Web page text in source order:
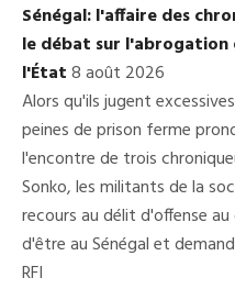
Sénégal: l'affaire des
le débat sur l'abrogation
l'État8 août 2026
Alors qu'ils jugent
peines de prison ferme
l'encontre de trois
Sonko, les militants de la
recours au délit d'offense
d'être au Sénégal et
RFI